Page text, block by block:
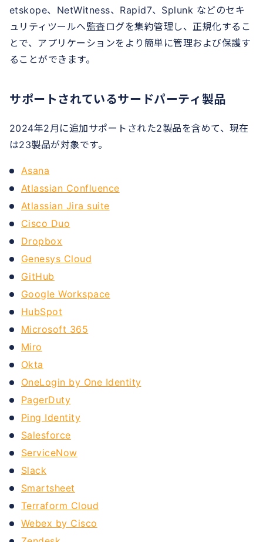
etskope、NetWitness、Rapid7、Splunk などのセキ
ュリティツールへ監査ログを集約管理し、正規化するこ
とで、アプリケーションをより簡単に管理および保護す
ることができます。
サポートされているサードパーティ製品
2024年2月に追加サポートされた2製品を含めて、現在
は23製品が対象です。
Asana
Atlassian Confluence
Atlassian Jira suite
Cisco Duo
Dropbox
Genesys Cloud
GitHub
Google Workspace
HubSpot
Microsoft 365
Miro
Okta
OneLogin by One Identity
PagerDuty
Ping Identity
Salesforce
ServiceNow
Slack
Smartsheet
Terraform Cloud
Webex by Cisco